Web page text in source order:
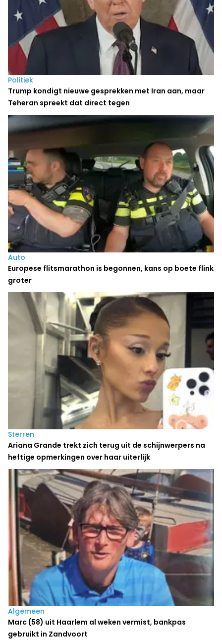
Politiek
Trump kondigt nieuwe gesprekken met Iran aan, maar
Teheran spreekt dat direct tegen
Auto
Europese flitsmarathon is begonnen, kans op boete flink
groter
Sterren
Ariana Grande trekt zich terug uit de schijnwerpers na
heftige opmerkingen over haar uiterlijk
Algemeen
Marc (58) uit Haarlem al weken vermist, bankpas
gebruikt in Zandvoort